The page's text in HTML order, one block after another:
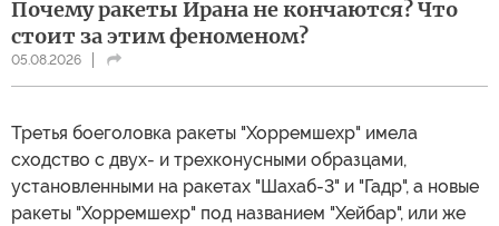
Почему ракеты Ирана не кончаются? Что
стоит за этим феноменом?
05.08.2026
Третья боеголовка ракеты "Хорремшехр" имела
сходство с двух- и трехконусными образцами,
установленными на ракетах "Шахаб-3" и "Гадр", а новые
ракеты "Хорремшехр" под названием "Хейбар", или же